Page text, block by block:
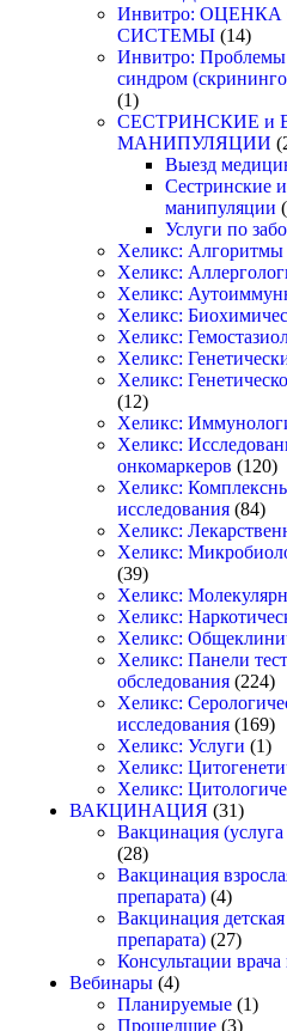
Инвитро:
СИСТЕМЫ (14)
Инвитро: Проблемы
синдром
(1)
СЕСТРИНСКИЕ и
МАНИПУЛЯЦИИ
Выезд
Сестринские
манипуляции
Услуги по
Хеликс: Алгоритмы
Хеликс:
Хеликс:
Хеликс:
Хеликс:
Хеликс:
Хеликс:
(12)
Хеликс:
Хеликс:
онкомаркеров (120)
Хеликс:
исследования (84)
Хеликс:
Хеликс:
(39)
Хеликс:
Хеликс:
Хеликс:
Хеликс: Панели
обследования (224)
Хеликс:
исследования (169)
Хеликс: Услуги (1)
Хеликс:
Хеликс:
ВАКЦИНАЦИЯ (31)
Вакцинация
(28)
Вакцинация
препарата) (4)
Вакцинация
препарата) (27)
Консультации
Вебинары (4)
Планируемые (1)
Прошедшие (3)